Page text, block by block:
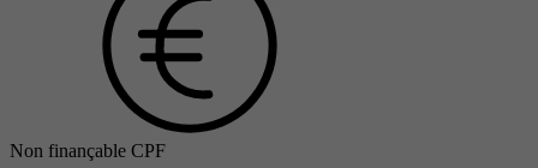
Non finançable CPF